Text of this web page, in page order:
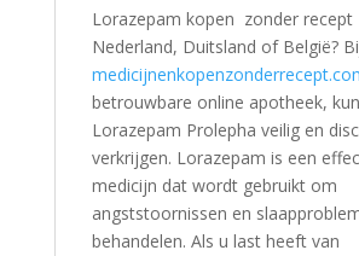
Lorazepam kopen zonder
Nederland, Duitsland of België?
betrouwbare online apotheek,
Lorazepam Prolepha veilig en
verkrijgen. Lorazepam is een
medicijn dat wordt gebruikt om
angststoornissen en
behandelen. Als u last heeft van